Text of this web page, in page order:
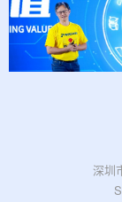
深圳